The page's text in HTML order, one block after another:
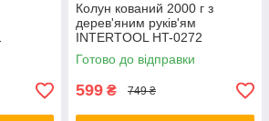
Колун кований 2000 г з
дерев'яним руків'ям
INTERTOOL HT-0272
Готово до відправки
599 ₴ 749 ₴